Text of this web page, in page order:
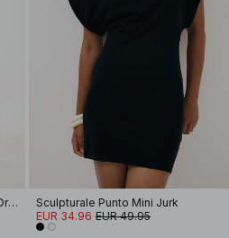
Luchtige Jersey Maxi-jurk met Drapering
Sculpturale Punto Mini Jurk
EUR 34.96 EUR 49.95